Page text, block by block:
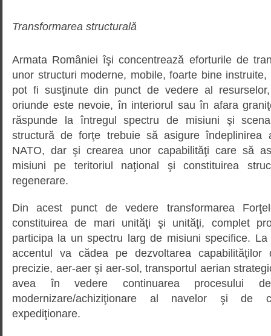
Transformarea structurală
Armata României îşi concentrează eforturile de
unor structuri moderne, mobile, foarte bine
pot fi susţinute din punct de vedere al
oriunde este nevoie, în interiorul sau în afara
răspunde la întregul spectru de misiuni şi
structură de forţe trebuie să asigure îndeplinirea
NATO, dar şi crearea unor capabilităţi care să
misiuni pe teritoriul naţional şi constituirea
regenerare.
Din acest punct de vedere transformarea
constituirea de mari unităţi şi unităţi, complet
participa la un spectru larg de misiuni specifice.
accentul va cădea pe dezvoltarea
precizie, aer-aer şi aer-sol, transportul aerian
avea în vedere continuarea procesului
modernizare/achiziţionare al navelor şi de
expediţionare.